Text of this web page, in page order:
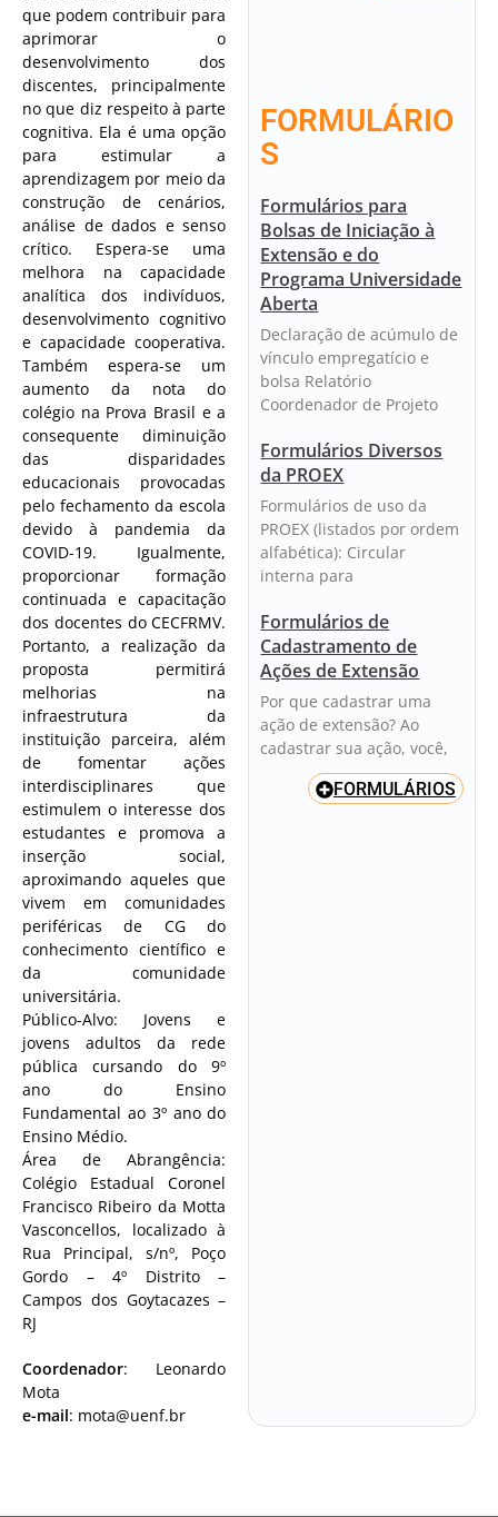
que podem contribuir para
aprimorar o
desenvolvimento dos
discentes, principalmente
no que diz respeito à parte
cognitiva. Ela é uma opção
para estimular a
aprendizagem por meio da
construção de cenários,
análise de dados e senso
crítico. Espera-se uma
melhora na capacidade
analítica dos indivíduos,
desenvolvimento cognitivo
e capacidade cooperativa.
Também espera-se um
aumento da nota do
colégio na Prova Brasil e a
consequente diminuição
das disparidades
educacionais provocadas
pelo fechamento da escola
devido à pandemia da
COVID-19. Igualmente,
proporcionar formação
continuada e capacitação
dos docentes do CECFRMV.
Portanto, a realização da
proposta permitirá
melhorias na
infraestrutura da
instituição parceira, além
de fomentar ações
interdisciplinares que
estimulem o interesse dos
estudantes e promova a
inserção social,
aproximando aqueles que
vivem em comunidades
periféricas de CG do
conhecimento científico e
da comunidade
universitária.
Público-Alvo: Jovens e
jovens adultos da rede
pública cursando do 9º
ano do Ensino
Fundamental ao 3º ano do
Ensino Médio.
Área de Abrangência:
Colégio Estadual Coronel
Francisco Ribeiro da Motta
Vasconcellos, localizado à
Rua Principal, s/nº, Poço
Gordo – 4º Distrito –
Campos dos Goytacazes –
RJ
Coordenador: Leonardo
Mota
e-mail: mota@uenf.br
FORMULÁRIO
S
Formulários para
Bolsas de Iniciação à
Extensão e do
Programa Universidade
Aberta
Declaração de acúmulo de
vínculo empregatício e
bolsa Relatório
Coordenador de Projeto
Formulários Diversos
da PROEX
Formulários de uso da
PROEX (listados por ordem
alfabética): Circular
interna para
Formulários de
Cadastramento de
Ações de Extensão
Por que cadastrar uma
ação de extensão? Ao
cadastrar sua ação, você,
FORMULÁRIOS